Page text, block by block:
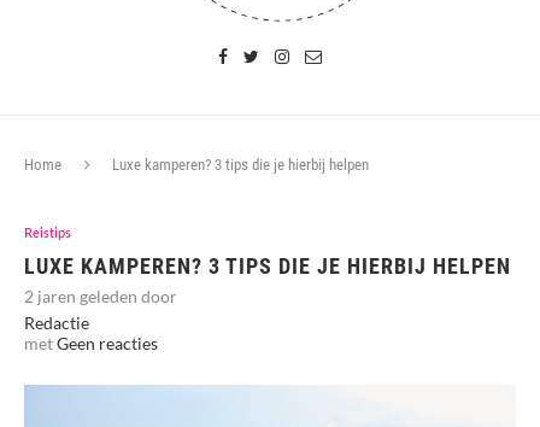
Home Luxe kamperen? 3 tips die je hierbij helpen
Reistips
LUXE KAMPEREN? 3 TIPS DIE JE HIERBIJ HELPEN
2 jaren geleden door
Redactie
metGeen reacties